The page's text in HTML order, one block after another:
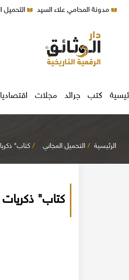
مدونة المحامي علاء السيد التحميل
كتب جرائد مجلات
الرئيسية التحميل المجاني كتاب"
كتاب"